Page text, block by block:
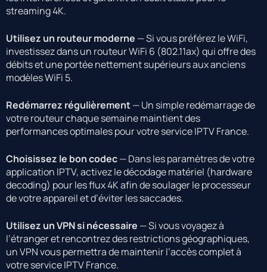
streaming 4K.
Utilisez un routeur moderne — Si vous préférez le WiFi,
investissez dans un routeur WiFi 6 (802.11ax) qui offre des
débits et une portée nettement supérieurs aux anciens
modèles WiFi 5.
Redémarrez régulièrement— Un simple redémarrage de
votre routeur chaque semaine maintient des
performances optimales pour votre service IPTV France.
Choisissez le bon codec— Dans les paramètres de votre
application IPTV, activez le décodage matériel (hardware
decoding) pour les flux 4K afin de soulager le processeur
de votre appareil et d’éviter les saccades.
Utilisez un VPN si nécessaire — Si vous voyagez à
l’étranger et rencontrez des restrictions géographiques,
un VPN vous permettra de maintenir l’accès complet à
votre service IPTV France.